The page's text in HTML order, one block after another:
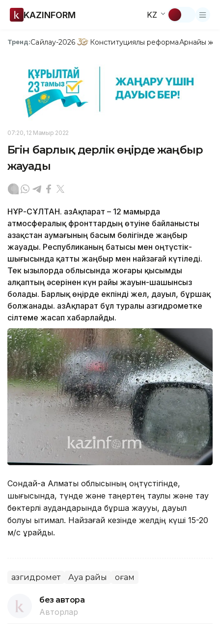
KAZINFORM KZ
Тренд:Сайлау-2026 Конституциялық реформаАрнайы
07:20, 12 Мамыр 2022
Бүгін барлық дерлік өңірде жаңбыр
жауады
НҰР-СҰЛТАН. ҚазАқпарат – 12 мамырда
атмосфералық фронттардың өтуіне байланысты
Қазақстан аумағының басым бөлігінде жаңбыр
жауады. Республиканың батысы мен оңтүстік-
шығысында қатты жаңбыр мен найзағай күтіледі.
Тек Қызылорда облысында жоғары қысымды
алқаптың әсерінен күн райы жауын-шашынсыз
болады. Барлық өңірде екпінді жел, дауыл, бұршақ
болжанады. ҚазАқпарат бұл туралы Қазгидрометке
сілтеме жасап хабарлайды.
Сондай-ақ Алматы облысының оңтүстігінде,
шығысында, түнде және таңертең таулы және тау
бөктерлі аудандарында бұршақ жаууы, дауыл
болуы ықтимал. Найзағай кезінде желдің күші 15-20
м/с құрайды.
Қазгидромет Ауа райы Қоғам
без автора
Авторлар